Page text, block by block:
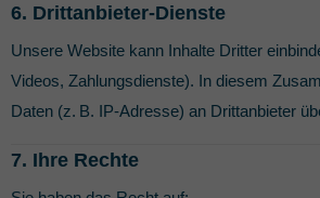
6. Drittanbieter-Dienste
Unsere Website kann Inhalte Dritter
Videos, Zahlungsdienste). In diesem
Daten (z. B. IP-Adresse) an Drittanbieter
7. Ihre Rechte